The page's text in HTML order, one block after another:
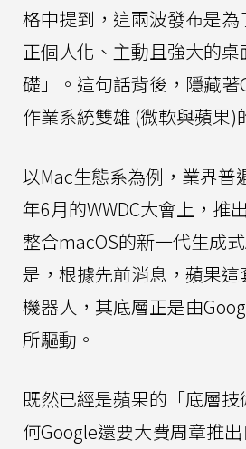
格中提到，這兩波發布是
正個人化、主動且強大的
礎」。這句話背後，隱藏著
作業系統雙雄 (微軟與蘋果)
以Mac生態系為例，業界普
年6月的WWDC大會上，推
整合macOS的新一代生成
是，根據先前消息，蘋果
機器人，其底層正是由
所驅動。
既然已經是蘋果的「底層
何Google還要大費周章推